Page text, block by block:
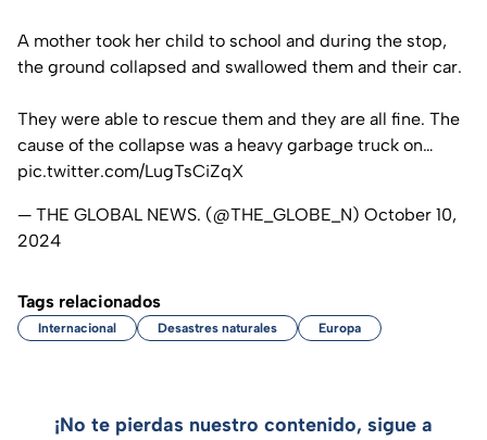
A mother took her child to school and during the stop,
the ground collapsed and swallowed them and their car.
They were able to rescue them and they are all fine. The
cause of the collapse was a heavy garbage truck on…
pic.twitter.com/LugTsCiZqX
— THE GLOBAL NEWS. (@THE_GLOBE_N) October 10,
2024
Tags relacionados
Internacional Desastres naturales Europa
¡No te pierdas nuestro contenido, sigue a